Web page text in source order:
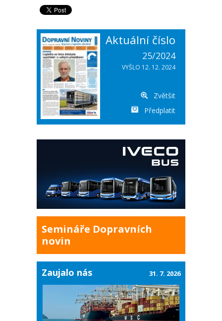
Aktuální číslo
25/2024
VYŠLO 12. 12. 2024
Zvětšit
Předplatit
Semináře Dopravních
novin
Zaujalo nás 31. 7. 2026